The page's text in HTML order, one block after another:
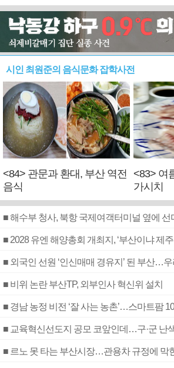
시인 최원준의 음식문화 잡학사전
<84> 관문과 환대, 부산 역전
음식
<83> 여
가시치
■ 해수부 청사, 북항 국제여객터미널 옆에 선
■ 2028 유엔 해양총회 개최지, ‘부산이냐 제
■ 외국인 선원 ‘인신매매 경유지’ 된 부산…
■ 비위 논란 부산TP, 외부인사 혁신위 설치
■ 경남 농정 비전 ‘잘 사는 농촌’…스마트팜
■ 교육혁신선도지 공모 코앞인데…구·군 난
■ 르노 못 타는 부산시장…관용차 규정에 막